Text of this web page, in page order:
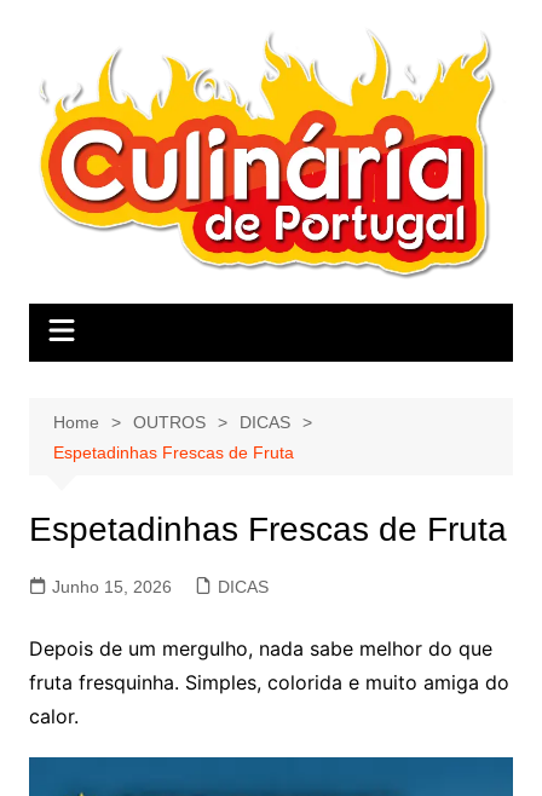
Home OUTROS
DICAS
Espetadinhas Frescas de Fruta
Espetadinhas Frescas de Fruta
Junho 15, 2026 DICAS
Depois de um mergulho, nada sabe melhor do que
fruta fresquinha. Simples, colorida e muito amiga do
calor.